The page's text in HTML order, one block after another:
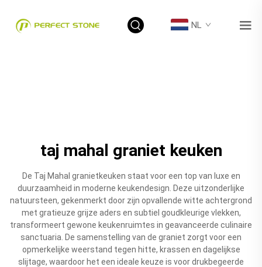
NL
taj mahal graniet keuken
De Taj Mahal granietkeuken staat voor een top van luxe en
duurzaamheid in moderne keukendesign. Deze uitzonderlijke
natuursteen, gekenmerkt door zijn opvallende witte achtergrond
met gratieuze grijze aders en subtiel goudkleurige vlekken,
transformeert gewone keukenruimtes in geavanceerde culinaire
sanctuaria. De samenstelling van de graniet zorgt voor een
opmerkelijke weerstand tegen hitte, krassen en dagelijkse
slijtage, waardoor het een ideale keuze is voor drukbegeerde